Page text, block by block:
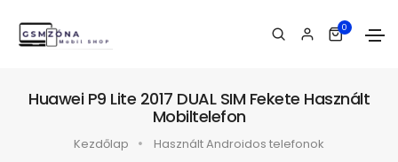
0
Huawei P9 Lite 2017 DUAL SIM Fekete Használt
Mobiltelefon
Kezdőlap Használt Androidos telefonok